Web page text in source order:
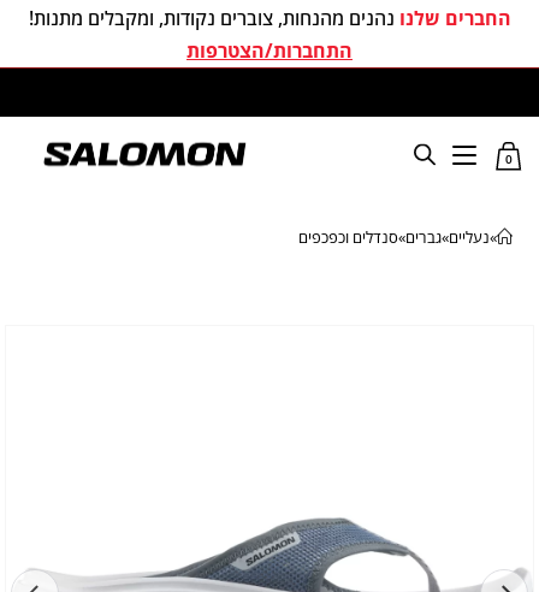
החברים שלנו נהנים מהנחות, צוברים נקודות, ומקבלים מתנות!
התחברות/הצטרפות
0
»נעליים»גברים»סנדלים וכפכפים